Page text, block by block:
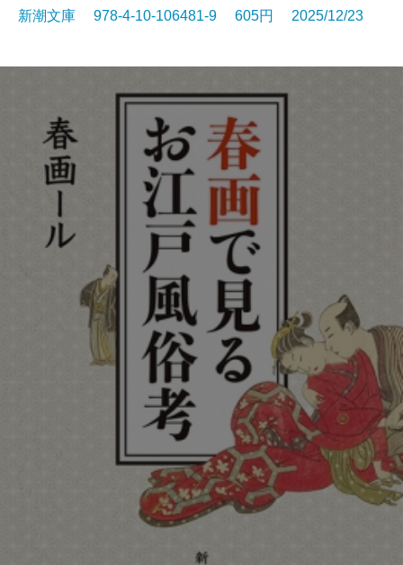
新潮文庫 978-4-10-106481-9 605円 2025/12/23